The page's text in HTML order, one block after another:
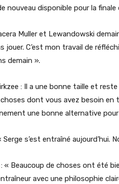
nouveau disponible pour la finale
Muller et Lewandowski
jouer. C’est mon travail de
demain ».
: Il a une bonne taille et
dont vous avez besoin
une bonne alternative pour
Serge s’est entraîné aujourd’hui.
: « Beaucoup de choses ont été
avec une philosophie